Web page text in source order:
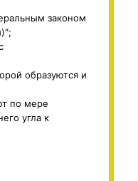
законом
образуются и
по мере
угла к